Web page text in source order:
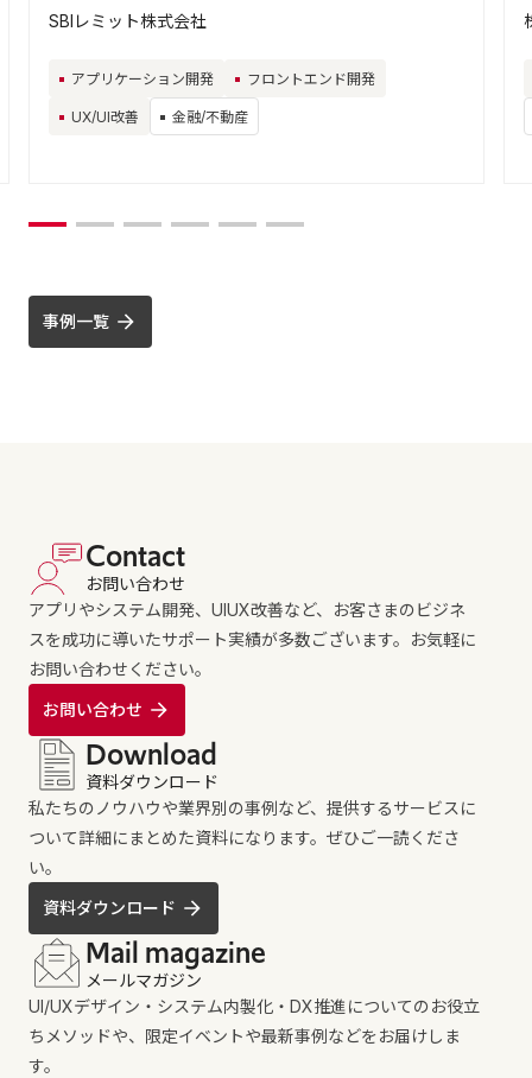
SBIレミット株式会社
アプリケーション開発 フロントエンド開発
UX/UI改善 金融/不動産
事例一覧
Contact
お問い合わせ
アプリやシステム開発、UIUX改善など、お客さまのビジネ
スを成功に導いたサポート実績が多数ございます。お気軽に
お問い合わせください。
お問い合わせ
Download
資料ダウンロード
私たちのノウハウや業界別の事例など、提供するサービスに
ついて詳細にまとめた資料になります。ぜひご一読くださ
い。
資料ダウンロード
Mail magazine
メールマガジン
UI/UXデザイン・システム内製化・DX推進についてのお役立
ちメソッドや、限定イベントや最新事例などをお届けしま
す。